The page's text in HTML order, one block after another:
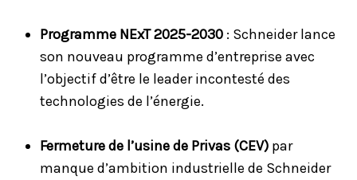
Programme NExT 2025-2030 : Schneider lance
son nouveau programme d’entreprise avec
l’objectif d’être le leader incontesté des
technologies de l’énergie.
Fermeture de l’usine de Privas (CEV) par
manque d’ambition industrielle de Schneider